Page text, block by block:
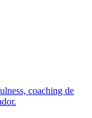
coaching de